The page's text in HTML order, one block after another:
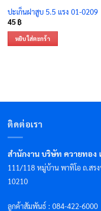
ปะเก็นฝาสูบ 5.5 แรง 01-0209
45 ฿
หยิบใส่ตะกร้า
ติดต่อเรา
สำนักงาน บริษัท ควายทอง
111/118 หมู่บ้าน พาทิโอ ถ.สร
10210
ลูกค้าสัมพันธ์ : 084-422-6000